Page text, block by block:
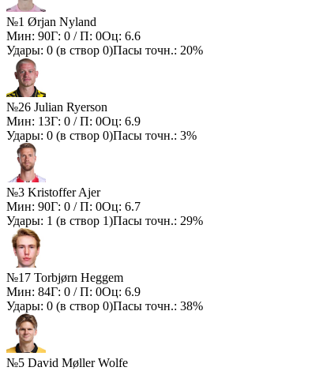
№1 Ørjan Nyland
Мин: 90Г: 0 / П: 0Оц: 6.6
Удары: 0 (в створ 0)Пасы точн.: 20%
№26 Julian Ryerson
Мин: 13Г: 0 / П: 0Оц: 6.9
Удары: 0 (в створ 0)Пасы точн.: 3%
№3 Kristoffer Ajer
Мин: 90Г: 0 / П: 0Оц: 6.7
Удары: 1 (в створ 1)Пасы точн.: 29%
№17 Torbjørn Heggem
Мин: 84Г: 0 / П: 0Оц: 6.9
Удары: 0 (в створ 0)Пасы точн.: 38%
№5 David Møller Wolfe